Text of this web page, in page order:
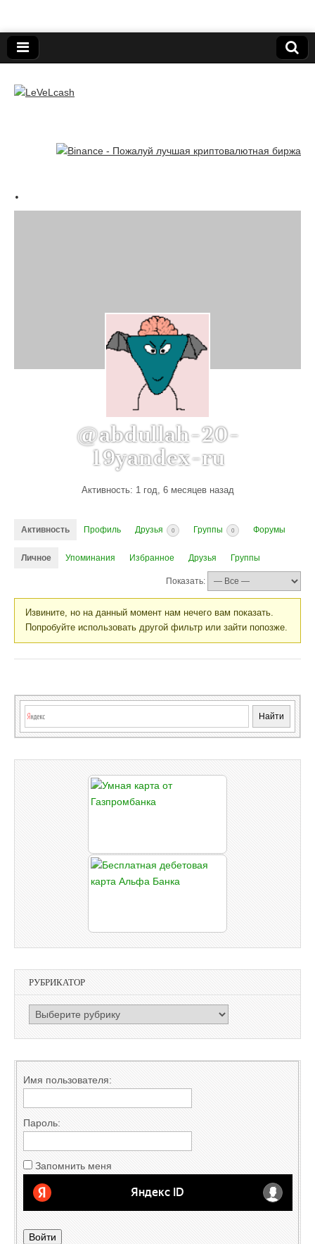
LeVeLcash
.
@abdullah-20-
19yandex-ru
Активность: 1 год, 6 месяцев назад
Активность Профиль Друзья 0 Группы 0 Форумы
Личное Упоминания Избранное Друзья Группы
Показать:
Извините, но на данный момент нам нечего вам показать.
Попробуйте использовать другой фильтр или зайти попозже.
РУБРИКАТОР
РУБРИКАТОР
Имя пользователя:
Пароль:
Запомнить меня
Войти